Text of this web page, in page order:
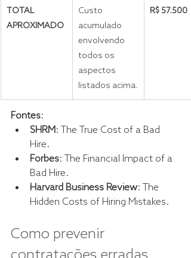
TOTAL
APROXIMADO
Custo
acumulado
envolvendo
todos os
aspectos
listados acima.
R$ 57.500
Fontes:
SHRM: The True Cost of a Bad
Hire.
Forbes: The Financial Impact of a
Bad Hire.
Harvard Business Review: The
Hidden Costs of Hiring Mistakes.
Como prevenir